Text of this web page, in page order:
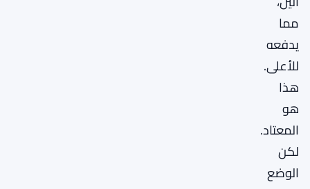
مما
يدفعه
للأعلى.
هذا
هو
المعتاد.
لكن
الوضع